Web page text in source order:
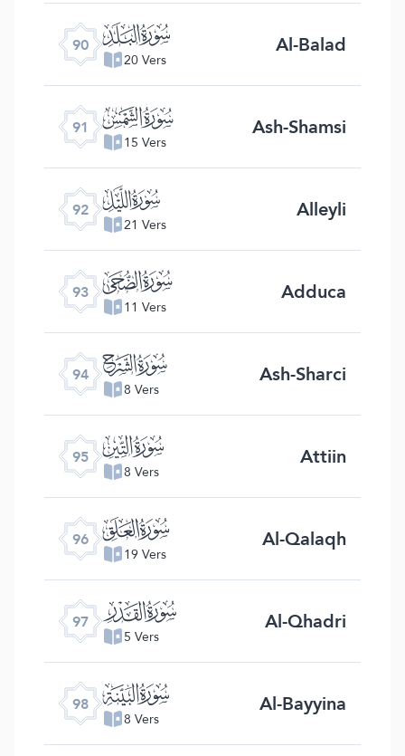
90 ﰇ
20 Vers Al-Balad
91 ﰈ
15 Vers Ash-Shamsi
92 ﰉ
21 Vers Alleyli
93 ﰊ
11 Vers Adduca
94 ﰋ
8 Vers Ash-Sharci
95 ﰌ
8 Vers Attiin
96 ﰍ
19 Vers Al-Qalaqh
97 ﰎ
5 Vers Al-Qhadri
98 ﰏ
8 Vers Al-Bayyina